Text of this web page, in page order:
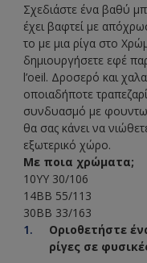
Σχεδιάστε ένα βαθύ
έχει βαφτεί με
το με μια ρίγα στο
δημιουργήσετε εφέ
l’oeil. Δροσερό και
οποιαδήποτε
συνδυασμό με
θα σας κάνει να
εξωτερικό χώρο.
Με ποια χρώματα;
10YY 30/106
14BB 55/113
30BB 33/163
Οριοθετήστε
ρίγες σε